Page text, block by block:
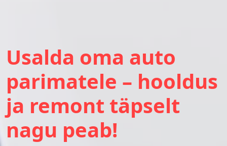
Usalda oma auto
parimatele – hooldus
ja remont täpselt
nagu peab!